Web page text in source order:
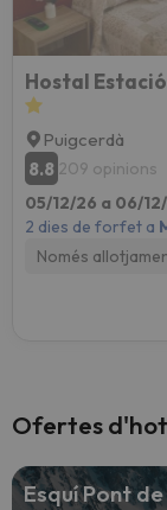
Hostal Estació
Puigcerdà
8.8 209 opinions
05/12/26 a 06/
2 dies de forfet a
Només
Ofertes
Esquí Pont